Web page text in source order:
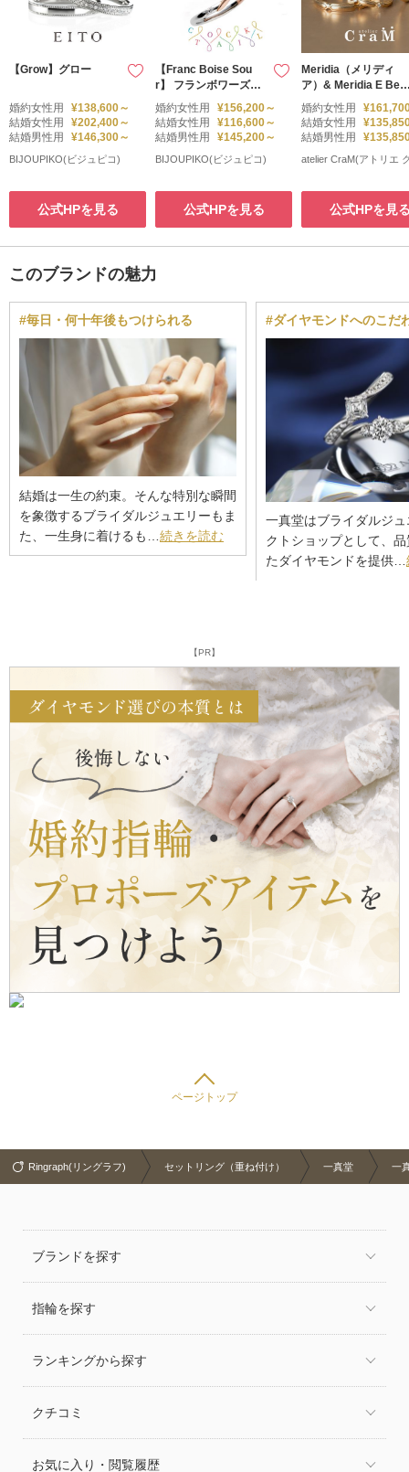
【Grow】グロー
婚約女性用
¥138,600～
結婚女性用
¥202,400～
結婚男性用
¥146,300～
BIJOUPIKO(ビジュピコ)
公式HPを見る
【Franc Boise Sou
r】 フランボワーズサ
ワー
婚約女性用
¥156,200～
結婚女性用
¥116,600～
結婚男性用
¥145,200～
BIJOUPIKO(ビジュピコ)
公式HPを見る
Meridia（メリディ
ア）& Meridia E Bez
el（メリディア エン
ゲージ ベゼル）
婚約女性用
結婚女性用
結婚男性用
atelier CraM(アトリエ
公式HPを見
このブランドの魅力
#毎日・何十年後もつけられる
結婚は一生の約束。そんな特別な瞬間
を象徴するブライダルジュエリーもま
た、一生身に着けるも… 続きを読む
#ダイヤモンドへのこだ
一真堂はブライダルジ
クトショップとして、
たダイヤモンドを提供…
【PR】
ページトップ
Ringraph(リングラフ) セットリング（重ね付け） 一真堂 一
ブランドを探す
指輪を探す
ランキングから探す
クチコミ
お気に入り・閲覧履歴